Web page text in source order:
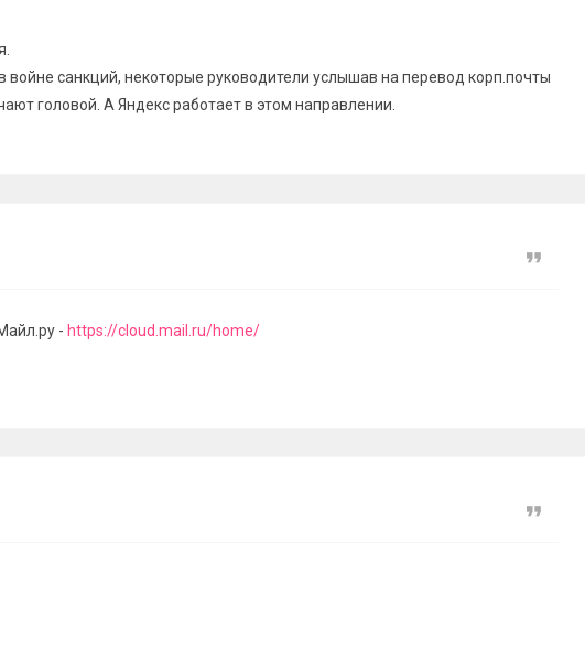
войне санкций, некоторые руководители услышав на перевод корп.почты
головой. А Яндекс работает в этом направлении.
Цитата
- https://cloud.mail.ru/home/
Цитата